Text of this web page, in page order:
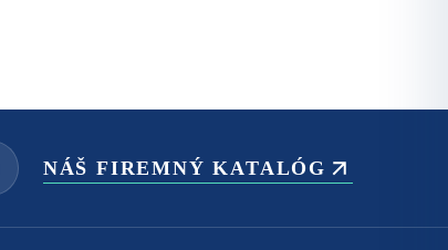
NÁŠ FIREMNÝ KATALÓG